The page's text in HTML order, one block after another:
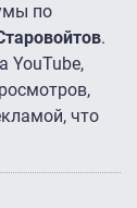
по
.
YouTube,
что